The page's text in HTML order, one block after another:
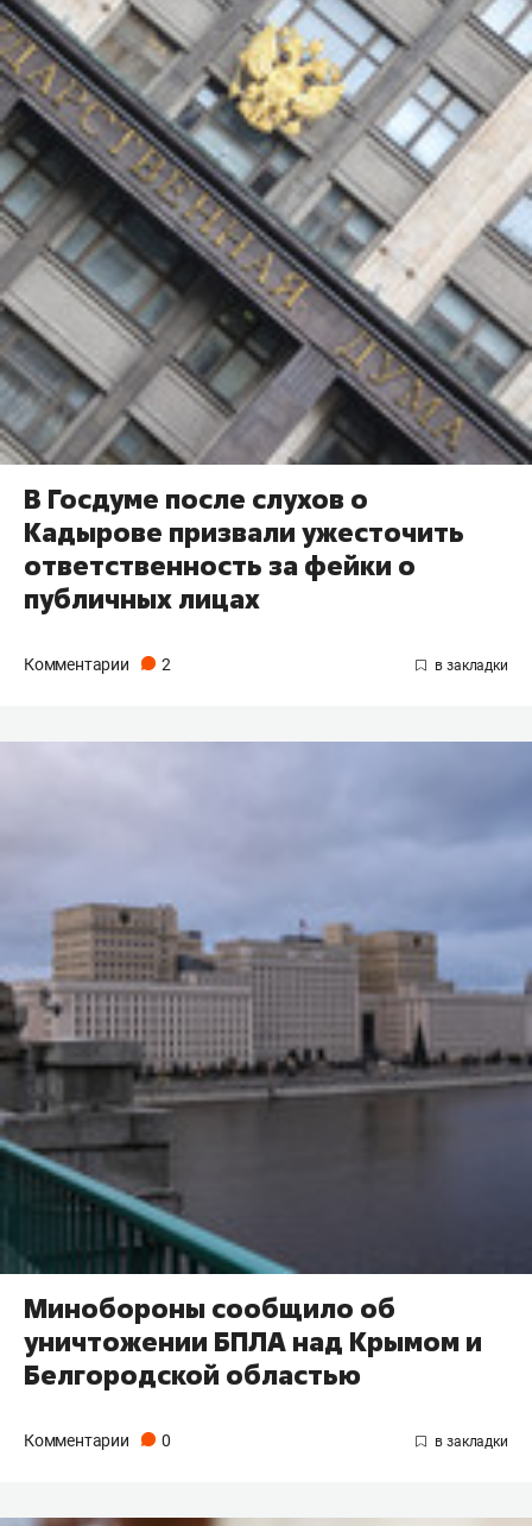
В Госдуме после слухов о
Кадырове призвали ужесточить
ответственность за фейки о
публичных лицах
Комментарии 2
Минобороны сообщило об
уничтожении БПЛА над Крымом и
Белгородской областью
Комментарии 0